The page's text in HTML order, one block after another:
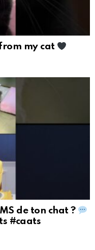
my cat
de ton chat ?
#caats